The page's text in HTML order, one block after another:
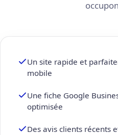
Un site rapide et
mobile
Une fiche Google
optimisée
Des avis clients récents